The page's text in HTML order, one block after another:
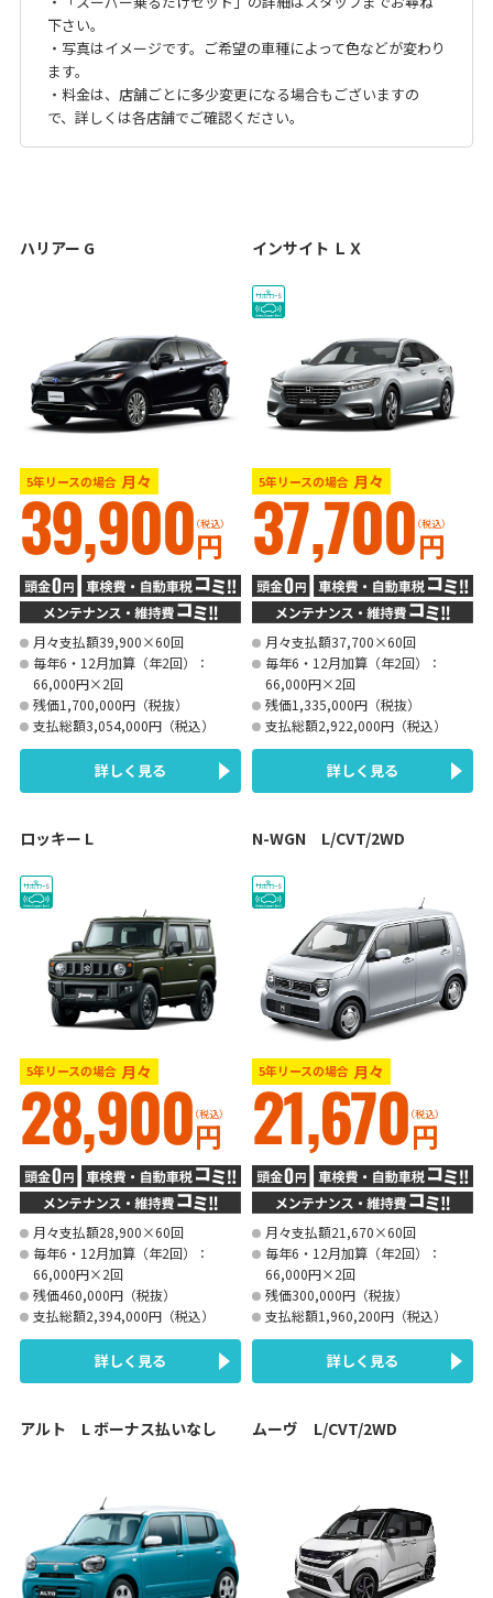
下さい。
・写真はイメージです。ご希望の車種によって色などが変わり
ます。
・料金は、店舗ごとに多少変更になる場合もございますの
で、詳しくは各店舗でご確認ください。
ハリアー G
5年リースの場合 月々
39,900円
（税込）
月々支払額39,900×60回
毎年6・12月加算（年2回）：
66,000円×2回
残価1,700,000円（税抜）
支払総額3,054,000円（税込）
詳しく見る
インサイト ＬＸ
5年リースの場合 月々
37,700円
（税込）
月々支払額37,700×60回
毎年6・12月加算（年2回）：
66,000円×2回
残価1,335,000円（税抜）
支払総額2,922,000円（税込）
詳しく見る
ロッキー L
5年リースの場合 月々
28,900円
（税込）
月々支払額28,900×60回
毎年6・12月加算（年2回）：
66,000円×2回
残価460,000円（税抜）
支払総額2,394,000円（税込）
詳しく見る
N-WGN L/CVT/2WD
5年リースの場合 月々
21,670円
（税込）
月々支払額21,670×60回
毎年6・12月加算（年2回）：
66,000円×2回
残価300,000円（税抜）
支払総額1,960,200円（税込）
詳しく見る
アルト L ボーナス払いなし ムーヴ L/CVT/2WD